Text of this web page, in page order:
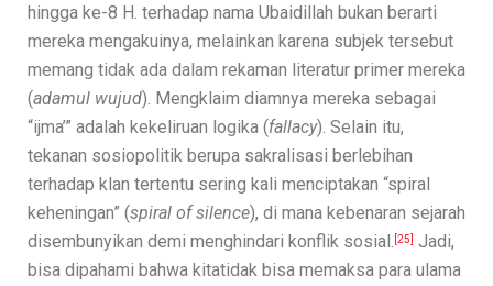
hingga ke-8 H. terhadap nama Ubaidillah bukan berarti
mereka mengakuinya, melainkan karena subjek tersebut
memang tidak ada dalam rekaman literatur primer mereka
(adamul wujud). Mengklaim diamnya mereka sebagai
“ijma’” adalah kekeliruan logika (fallacy). Selain itu,
tekanan sosiopolitik berupa sakralisasi berlebihan
terhadap klan tertentu sering kali menciptakan “spiral
keheningan” (spiral of silence), di mana kebenaran sejarah
disembunyikan demi menghindari konflik sosial.
[25]
Jadi,
bisa dipahami bahwa kitatidak bisa memaksa para ulama